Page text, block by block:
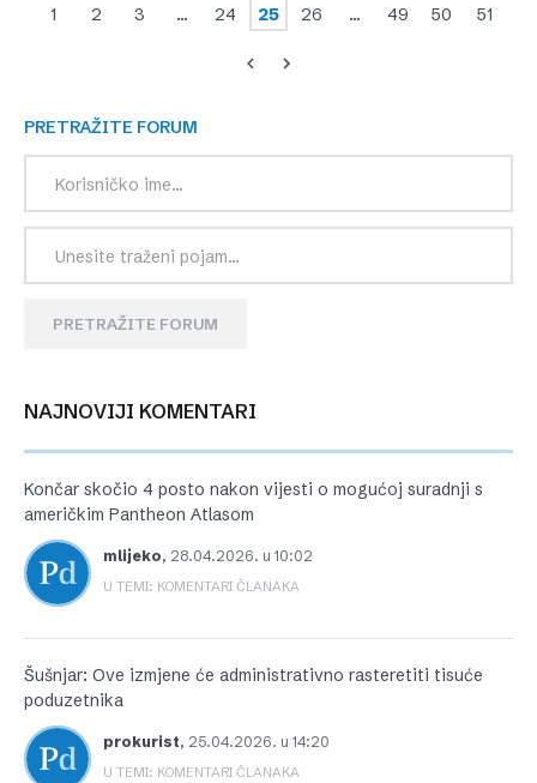
1 2 3 … 24 25 26 … 49 50 51
PRETRAŽITE FORUM
PRETRAŽITE FORUM
NAJNOVIJI KOMENTARI
Končar skočio 4 posto nakon vijesti o mogućoj suradnji s
američkim Pantheon Atlasom
mlijeko, 28.04.2026. u 10:02
U TEMI: KOMENTARI ČLANAKA
Šušnjar: Ove izmjene će administrativno rasteretiti tisuće
poduzetnika
prokurist, 25.04.2026. u 14:20
U TEMI: KOMENTARI ČLANAKA